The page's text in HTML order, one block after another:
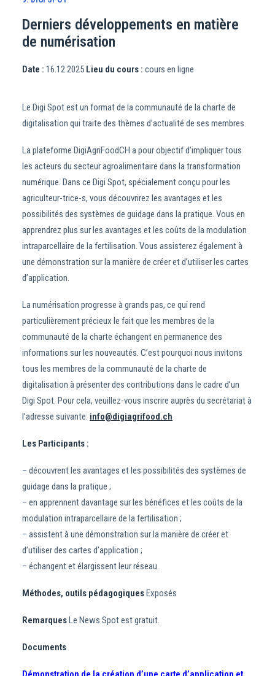
Derniers développements en matière
de numérisation
Date : 16.12.2025 Lieu du cours : cours en ligne
Le Digi Spot est un format de la communauté de la charte de
digitalisation qui traite des thèmes d’actualité de ses membres.
La plateforme DigiAgriFoodCH a pour objectif d’impliquer tous
les acteurs du secteur agroalimentaire dans la transformation
numérique. Dans ce Digi Spot, spécialement conçu pour les
agriculteur-trice-s, vous découvrirez les avantages et les
possibilités des systèmes de guidage dans la pratique. Vous en
apprendrez plus sur les avantages et les coûts de la modulation
intraparcellaire de la fertilisation. Vous assisterez également à
une démonstration sur la manière de créer et d’utiliser les cartes
d’application.
La numérisation progresse à grands pas, ce qui rend
particulièrement précieux le fait que les membres de la
communauté de la charte échangent en permanence des
informations sur les nouveautés. C’est pourquoi nous invitons
tous les membres de la communauté de la charte de
digitalisation à présenter des contributions dans le cadre d’un
Digi Spot. Pour cela, veuillez-vous inscrire auprès du secrétariat à
l’adresse suivante: info@digiagrifood.ch
Les Participants :
– découvrent les avantages et les possibilités des systèmes de
guidage dans la pratique ;
– en apprennent davantage sur les bénéfices et les coûts de la
modulation intraparcellaire de la fertilisation ;
– assistent à une démonstration sur la manière de créer et
d’utiliser des cartes d’application ;
– échangent et élargissent leur réseau.
Méthodes, outils pédagogiquesExposés
RemarquesLe News Spot est gratuit.
Documents